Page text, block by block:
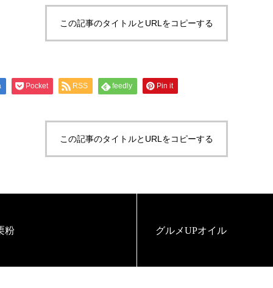
この記事のタイトルとURLをコピーする
Pocket RSS feedly Pin it
この記事のタイトルとURLをコピーする
粉 グルメUPオイル